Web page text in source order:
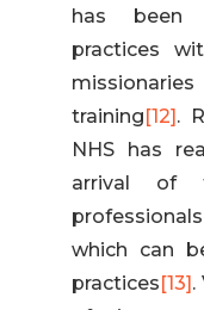
has been
practices
training[12].
NHS has
arrival of
which can
practices[13].